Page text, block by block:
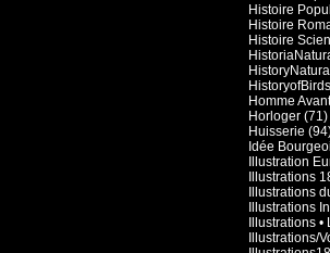
Histoire
Histoire
Histoire
Homme
Horloger (71)
Huisserie
Idée
Illustration
Illustrations
Illustrations
Illustrations
Illustrations
Illustrations/